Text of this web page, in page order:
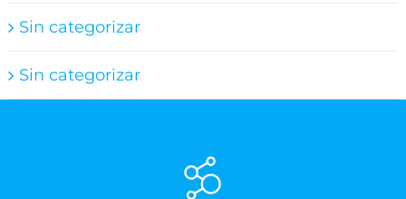
Sin categorizar
Sin categorizar